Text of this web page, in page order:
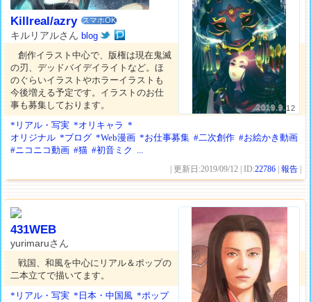
2019.9.12
Killreal/azry スマホOK
キルリアルさんblog
創作イラスト中心で、版権は現在鬼滅
の刃、デッドバイデイライトなど。ほ
のぐらいイラストやホラーイラストも
今後増える予定です。イラストのお仕
事も募集しております。
*リアル・写実 *オリキャラ *
オリジナル *ブログ *Web漫画 *お仕事募集 #二次創作 #お絵かき動画
#ニコニコ動画 #猫 #初音ミク ...
| 更新日:2019/09/12 | ID:22786 |報告
431WEB
yurimaruさん
戦国、和風を中心にリアル＆ポップの
二本立てで描いてます。
*リアル・写実 *日本・中国風 *ポップ